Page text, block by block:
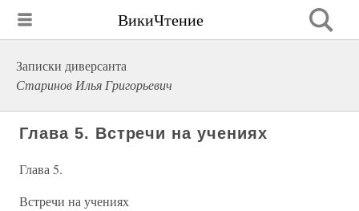
ВикиЧтение
Записки диверсанта
Старинов Илья Григорьевич
Глава 5. Встречи на учениях
Глава 5.
Встречи на учениях